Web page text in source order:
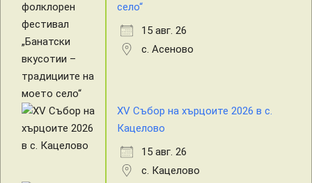
село“
15 авг. 26
с. Асеново
XV Събор на хърцоите 2026 в с.
Кацелово
15 авг. 26
с. Кацелово